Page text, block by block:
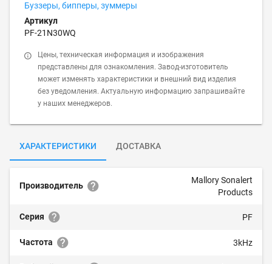
Буззеры, бипперы, зуммеры
Артикул
PF-21N30WQ
Цены, техническая информация и изображения
представлены для ознакомления. Завод-изготовитель
может изменять характеристики и внешний вид изделия
без уведомления. Актуальную информацию запрашивайте
у наших менеджеров.
ХАРАКТЕРИСТИКИ ДОСТАВКА
Производитель
Mallory Sonalert
Products
Серия PF
Частота 3kHz